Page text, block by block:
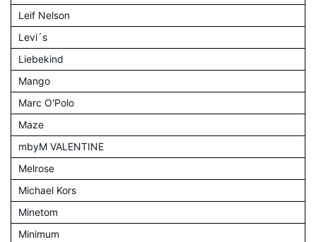
Leif Nelson
Levi´s
Liebekind
Mango
Marc O'Polo
Maze
mbyM VALENTINE
Melrose
Michael Kors
Minetom
Minimum